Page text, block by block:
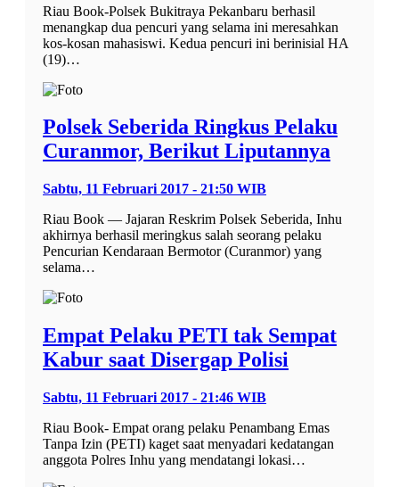
Riau Book-Polsek Bukitraya Pekanbaru berhasil
menangkap dua pencuri yang selama ini meresahkan
kos-kosan mahasiswi. Kedua pencuri ini berinisial HA
(19)…
Polsek Seberida Ringkus Pelaku
Curanmor, Berikut Liputannya
Sabtu, 11 Februari 2017 - 21:50 WIB
Riau Book — Jajaran Reskrim Polsek Seberida, Inhu
akhirnya berhasil meringkus salah seorang pelaku
Pencurian Kendaraan Bermotor (Curanmor) yang
selama…
Empat Pelaku PETI tak Sempat
Kabur saat Disergap Polisi
Sabtu, 11 Februari 2017 - 21:46 WIB
Riau Book- Empat orang pelaku Penambang Emas
Tanpa Izin (PETI) kaget saat menyadari kedatangan
anggota Polres Inhu yang mendatangi lokasi…